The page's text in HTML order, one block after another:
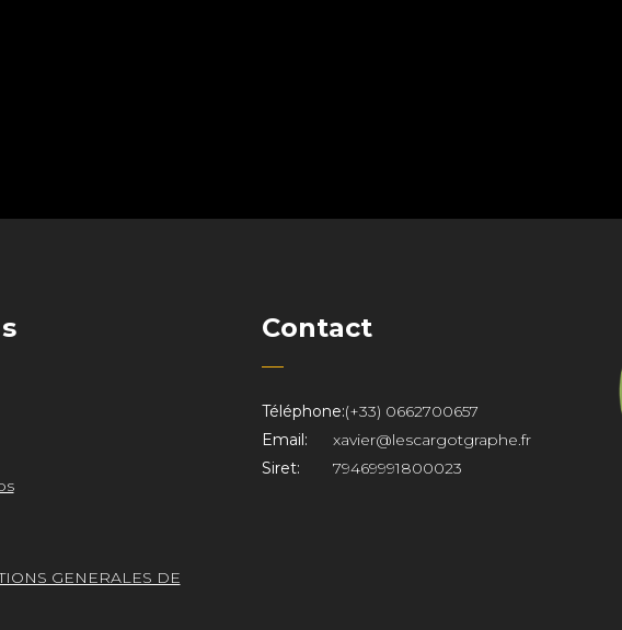
GENERALES DE
Contact
Téléphone:(+33) 0662700657
Email:
xavier@lescargotgraphe.fr
Siret:
79469991800023